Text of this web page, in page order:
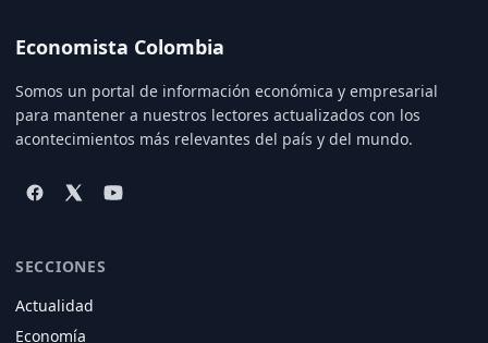
Economista Colombia
Somos un portal de información económica y empresarial
para mantener a nuestros lectores actualizados con los
acontecimientos más relevantes del país y del mundo.
SECCIONES
Actualidad
Economía